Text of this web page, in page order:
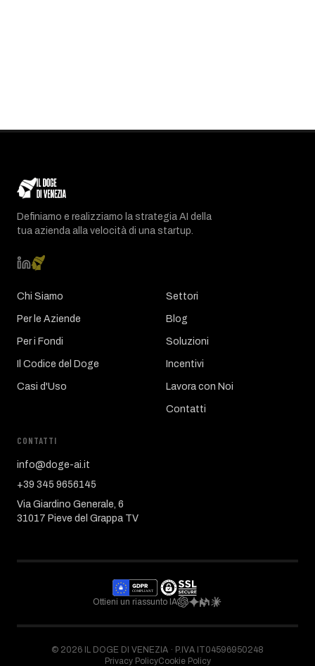
Definiamo e realizziamo la strategia AI della
tua azienda alla velocità di una startup.
Chi Siamo
Per le Aziende
Per i Fondi
Il Codice del Doge
Casi d'Uso
Settori
Blog
Soluzioni
Incentivi
Lavora con Noi
Contatti
CONTATTI
info@doge-ai.it
+39 345 9656145
Via Giardino Generale, 6
31017 Pieve del Grappa TV
Ottieni un riassunto IA
© 2026 IL DOGE DI VENEZIA · P.IVA IT04596950248
Privacy PolicyCookie Policy